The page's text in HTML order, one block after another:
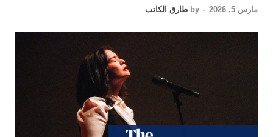
مارس 5, 2026 -
by طارق الكاتب